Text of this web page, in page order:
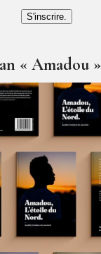
S'inscrire.
« Amadou »